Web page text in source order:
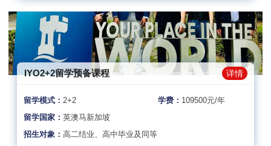
IYO2+2留学预备课程 详情
留学模式： 2+2 学费： 109500元/年
留学国家：英澳马新加坡
招生对象：高二结业、高中毕业及同等